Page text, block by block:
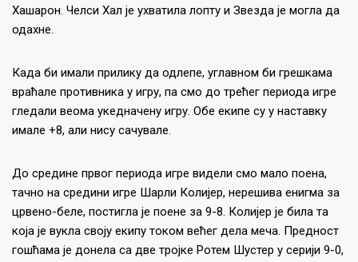
Хашарон. Челси Хал је ухватила лопту и Звезда је могла да
одахне.
Када би имали прилику да одлепе, углавном би грешкама
враћале противника у игру, па смо до трећег периода игре
гледали веома укедначену игру. Обе екипе су у наставку
имале +8, али нису сачувале.
До средине првог периода игре видели смо мало поена,
тачно на средини игре Шарли Колијер, нерешива енигма за
црвено-беле, постигла је поене за 9-8. Колијер је била та
која је вукла своју екипу током већег дела меча. Предност
гошћама је донела са две тројке Ротем Шустер у серији 9-0,